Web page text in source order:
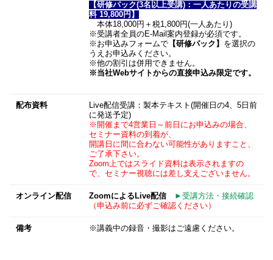
【研修パック(3名以上受講)：一人あたりの受講
料 19,800円】
本体18,000円＋税1,800円(一人あたり)
※受講者全員のE-Mail案内登録が必須です。
※お申込みフォームで【研修パック】
を選択の
うえお申込みください。
※他の割引は併用できません。
※当社Webサイトからの直接申込み限定です。
配布資料
Live配信受講：製本テキスト(開催日の4、5日前
に発送予定)
※開催まで4営業日～前日にお申込みの場合、
セミナー資料の到着が、
開講日に間に合わない可能性がありますこと、
ご了承下さい。
Zoom上ではスライド資料は表示されますの
で、セミナー視聴には差し支えございません。
オンライン配信 ZoomによるLive配信
►受講方法・接続確認
（申込み前に必ずご確認ください）
備考 ※講義中の録音・撮影はご遠慮ください。